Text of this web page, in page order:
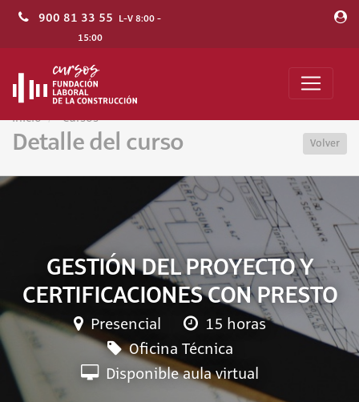
900 81 33 55 L-V 8:00 -
15:00
Inicio Cursos
Detalle del curso Volver
GESTIÓN DEL PROYECTO Y
CERTIFICACIONES CON PRESTO
Presencial
15 horas
Oficina Técnica
Disponible aula virtual